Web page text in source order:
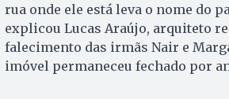
rua onde ele está leva o nome do
explicou Lucas Araújo, arquiteto
falecimento das irmãs Nair e
imóvel permaneceu fechado por